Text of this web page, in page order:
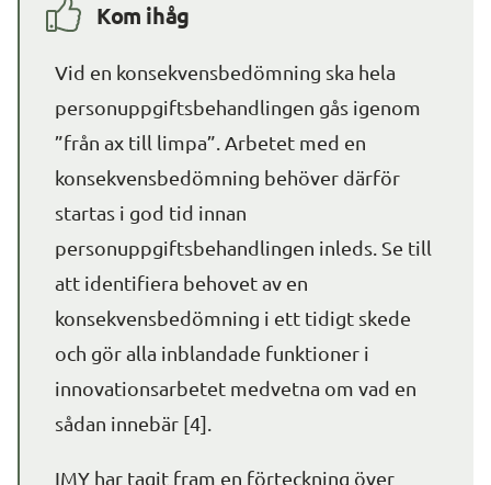
Kom ihåg
Vid en konsekvensbedömning ska hela
personuppgiftsbehandlingen gås igenom
”från ax till limpa”. Arbetet med en
konsekvensbedömning behöver därför
startas i god tid innan
personuppgiftsbehandlingen inleds. Se till
att identifiera behovet av en
konsekvensbedömning i ett tidigt skede
och gör alla inblandade funktioner i
innovationsarbetet medvetna om vad en
sådan innebär [4].
IMY har tagit fram en förteckning över